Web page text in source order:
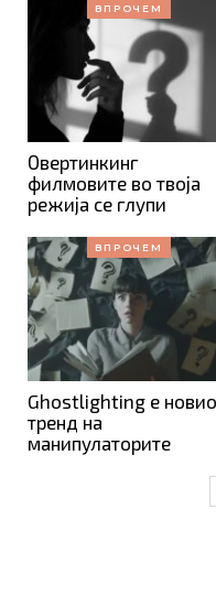
ВПРОЧЕМ
Овертинкинг
филмовите во твоја
режија се глупи
ВПРОЧЕМ
Ghostlighting е
тренд на
манипулаторите